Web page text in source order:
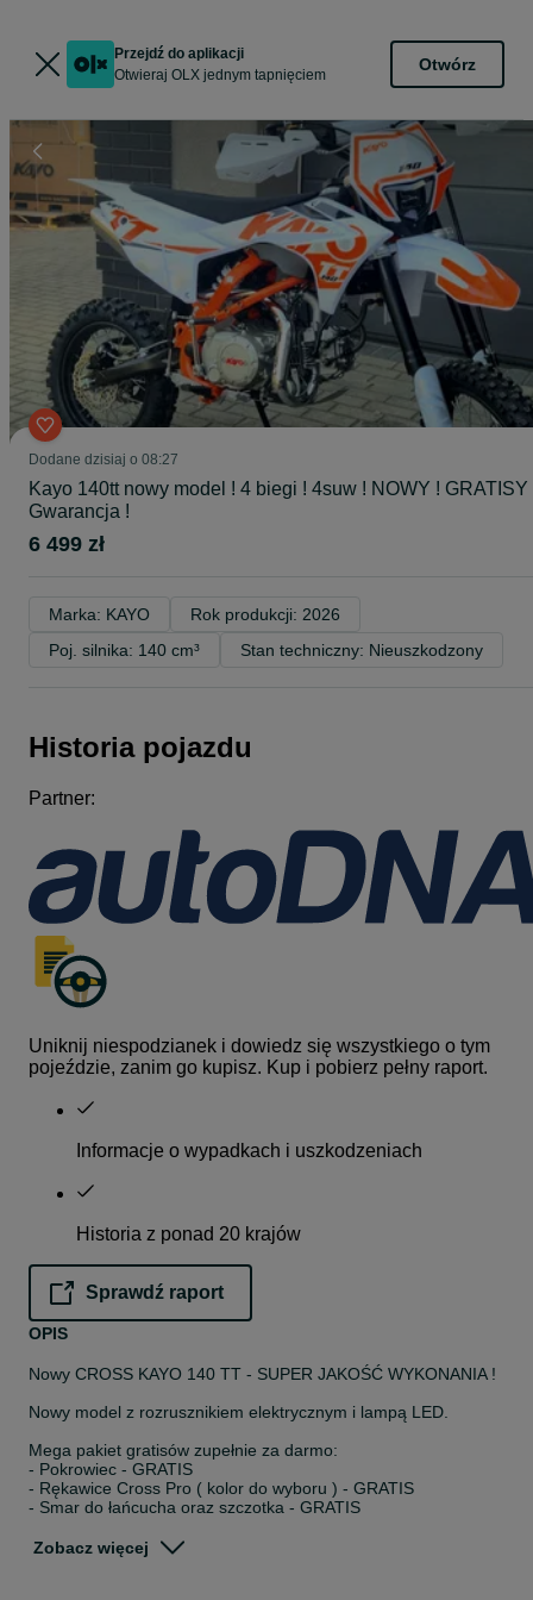
Przejdź do aplikacji
Otwieraj OLX jednym tapnięciem
Otwórz
Dodane dzisiaj o 08:27
Kayo 140tt nowy model ! 4 biegi ! 4suw ! NOWY ! GRATISY
Gwarancja !
6 499 zł
Marka: KAYO
Rok produkcji: 2026
Poj. silnika: 140 cm³
Stan techniczny: Nieuszkodzony
Historia pojazdu
Partner:
Uniknij niespodzianek i dowiedz się wszystkiego o tym
pojeździe, zanim go kupisz. Kup i pobierz pełny raport.
Informacje o wypadkach i uszkodzeniach
Historia z ponad 20 krajów
Sprawdź raport
opens in a new tab
OPIS
Nowy CROSS KAYO 140 TT - SUPER JAKOŚĆ WYKONANIA !
Nowy model z rozrusznikiem elektrycznym i lampą LED.
Mega pakiet gratisów zupełnie za darmo:
- Pokrowiec - GRATIS
- Rękawice Cross Pro ( kolor do wyboru ) - GRATIS
- Smar do łańcucha oraz szczotka - GRATIS
Oferta do wyczerpania zapasów !
Zobacz więcej